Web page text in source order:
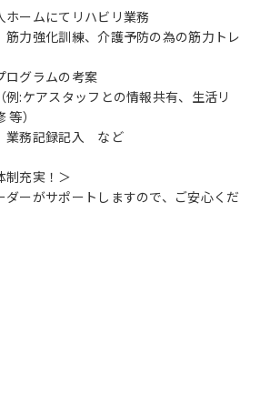
ームにてリハビリ業務
筋力強化訓練、介護予防の為の筋力トレ
ログラムの考案
例:ケアスタッフとの情報共有、生活リ
）
業務記録記入 など
制充実！＞
ダーがサポートしますので、ご安心くだ